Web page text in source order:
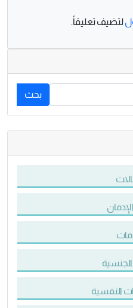
لتضيف تعليقاً.
بحث
النفسية